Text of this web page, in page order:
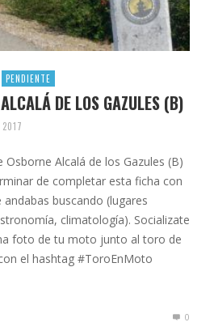
PENDIENTE
DE LOS GAZULES (B)
Alcalá de los Gazules (B)
de completar esta ficha con
buscando (lugares
climatología). Socializate
foto de tu moto junto al toro de
el hashtag #ToroEnMoto
0